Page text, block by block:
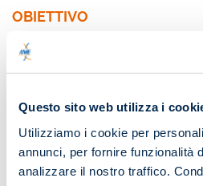
Questo sito web utilizza i
Utilizziamo i cookie per
annunci, per fornire funzionalità
analizzare il nostro traffico.
OBIETTIVO
Offrire a tutti gli operatori del
puntuale attraverso un
tecnico che pratico – che
presìdi e degli impianti di
operano nel settore delle
luce delle norme e della